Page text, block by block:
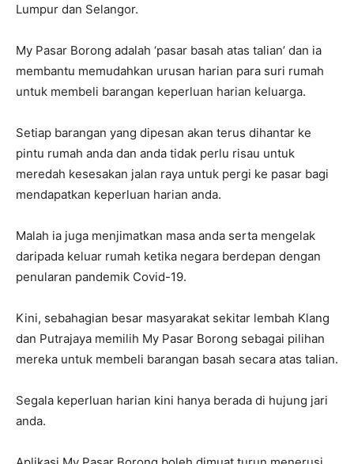
Lumpur dan Selangor.
My Pasar Borong adalah ‘pasar basah atas talian’ dan ia
membantu memudahkan urusan harian para suri rumah
untuk membeli barangan keperluan harian keluarga.
Setiap barangan yang dipesan akan terus dihantar ke
pintu rumah anda dan anda tidak perlu risau untuk
meredah kesesakan jalan raya untuk pergi ke pasar bagi
mendapatkan keperluan harian anda.
Malah ia juga menjimatkan masa anda serta mengelak
daripada keluar rumah ketika negara berdepan dengan
penularan pandemik Covid-19.
Kini, sebahagian besar masyarakat sekitar lembah Klang
dan Putrajaya memilih My Pasar Borong sebagai pilihan
mereka untuk membeli barangan basah secara atas talian.
Segala keperluan harian kini hanya berada di hujung jari
anda.